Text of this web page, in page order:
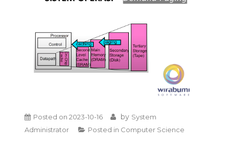
Posted on2023-10-16 by System
Administrator
Posted in Computer Science